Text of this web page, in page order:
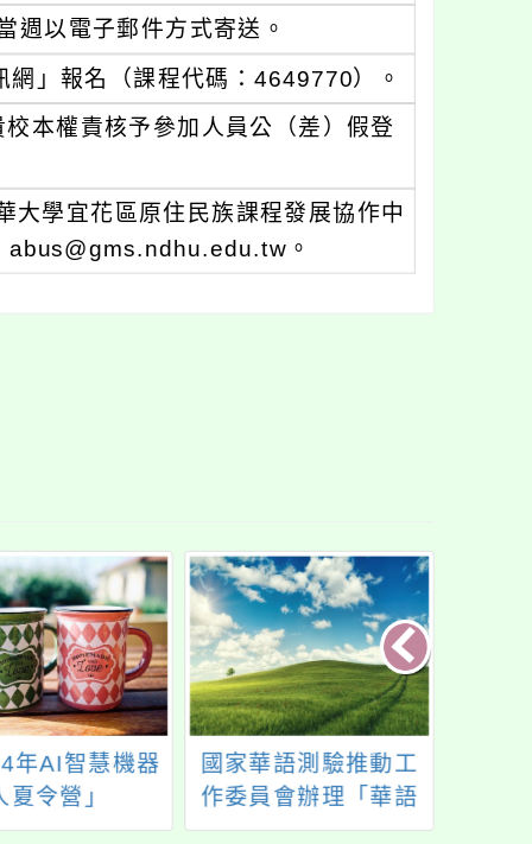
週以電子郵件方式寄送。
」報名（課程代碼：4649770）。
本權責核予參加人員公（差）假登
大學宜花區原住民族課程發展協作中
abus@gms.ndhu.edu.tw。
年AI智慧機器
夏令營」
國家華語測驗推動工
作委員會辦理「華語
文能力測驗」113年4